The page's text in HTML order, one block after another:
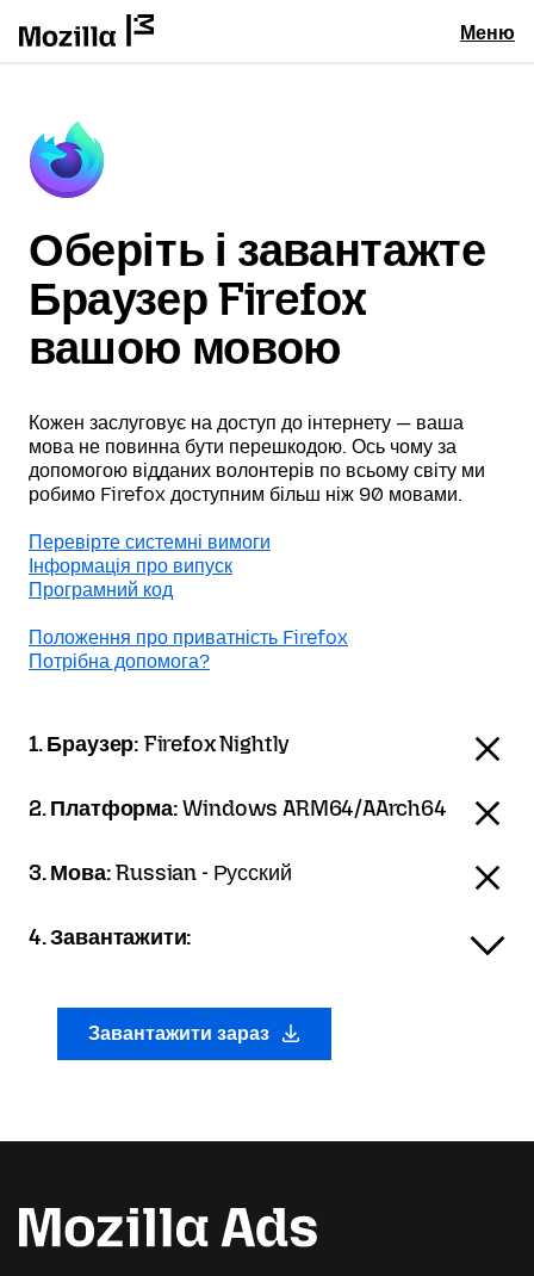
Меню
Оберіть і завантажте
Браузер Firefox
вашою мовою
Кожен заслуговує на доступ до інтернету — ваша
мова не повинна бути перешкодою. Ось чому за
допомогою відданих волонтерів по всьому світу ми
робимо Firefox доступним більш ніж 90 мовами.
Перевірте системні вимоги
Інформація про випуск
Програмний код
Положення про приватність Firefox
Потрібна допомога?
1. Браузер: Firefox Nightly
2. Платформа:Windows ARM64/AArch64
3. Мова:Russian - Русский
4. Завантажити:
Завантажити зараз